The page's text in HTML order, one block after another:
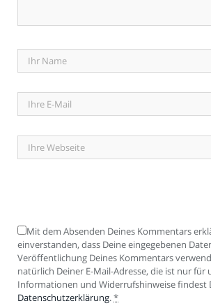
Mit dem Absenden Deines Kommentars
einverstanden, dass Deine eingegebenen
Veröffentlichung Deines Kommentars
natürlich Deiner E-Mail-Adresse, die ist nur für
Informationen und Widerrufshinweise findest
Datenschutzerklärung.*